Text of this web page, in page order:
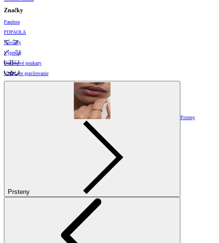
Značky
Pandora
PDPAOLA
Novinky
Výpredaj
Darčekové poukazy
Vzory pre gravírovanie
Prsteny
Prsteny